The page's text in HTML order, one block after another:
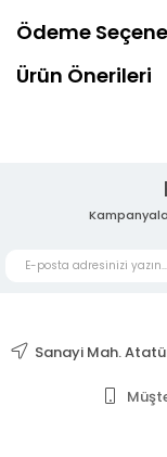
Ödeme
Ürün Önerileri
Sanayi Mah.